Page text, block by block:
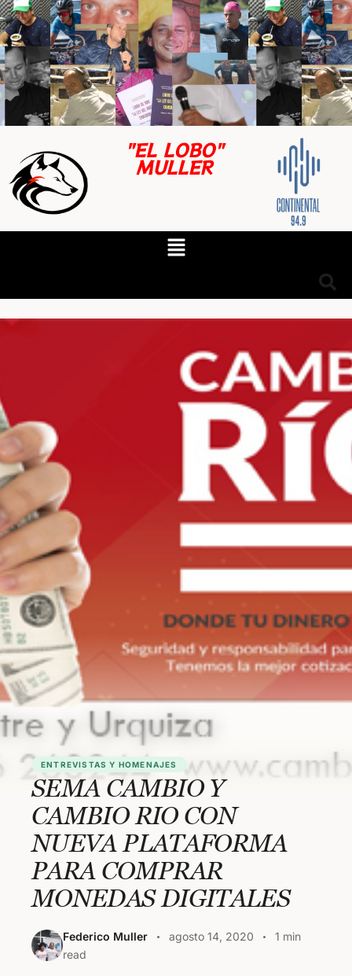
"EL LOBO"
MULLER
ENTREVISTAS Y HOMENAJES
SEMA CAMBIO Y
CAMBIO RIO CON
NUEVA PLATAFORMA
PARA COMPRAR
MONEDAS DIGITALES
Federico Muller agosto 14, 2020
1 min
read